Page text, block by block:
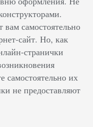
самостоятельно
сайт. Но, как
странички
самостоятельно их
не предоставляют